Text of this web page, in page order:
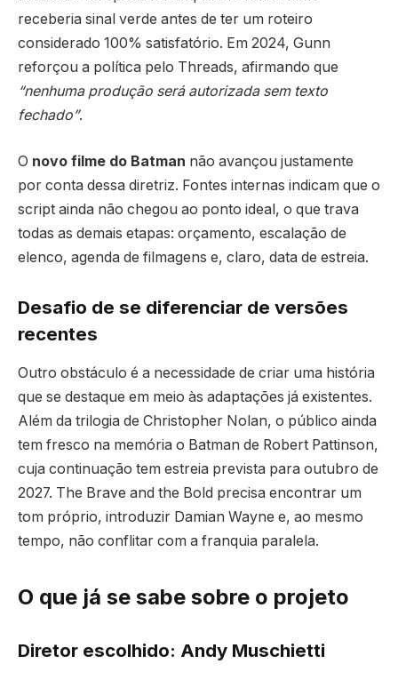
receberia sinal verde antes de ter um roteiro
considerado 100% satisfatório. Em 2024, Gunn
reforçou a política pelo Threads, afirmando que
“nenhuma produção será autorizada sem texto
fechado”.
O novo filme do Batman não avançou justamente
por conta dessa diretriz. Fontes internas indicam que o
script ainda não chegou ao ponto ideal, o que trava
todas as demais etapas: orçamento, escalação de
elenco, agenda de filmagens e, claro, data de estreia.
Desafio de se diferenciar de versões
recentes
Outro obstáculo é a necessidade de criar uma história
que se destaque em meio às adaptações já existentes.
Além da trilogia de Christopher Nolan, o público ainda
tem fresco na memória o Batman de Robert Pattinson,
cuja continuação tem estreia prevista para outubro de
2027. The Brave and the Bold precisa encontrar um
tom próprio, introduzir Damian Wayne e, ao mesmo
tempo, não conflitar com a franquia paralela.
O que já se sabe sobre o projeto
Diretor escolhido: Andy Muschietti